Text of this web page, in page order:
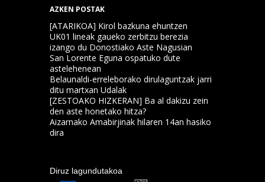
AZKEN POSTAK
[ATARIKOA] Kirol bazkuna ehuntzen
UK01 lineak gaueko zerbitzu berezia
izango du Donostiako Aste Nagusian
San Lorente Eguna ospatuko dute
astelehenean
Belaunaldi-erreleborako dirulaguntzak jarri
ditu martxan Udalak
[ZESTOAKO HIZKERAN] Ba al dakizu zein
den aste honetako hitza?
Aizarnako Amabirjinak hilaren 14an hasiko
dira
Diruz lagundutakoa